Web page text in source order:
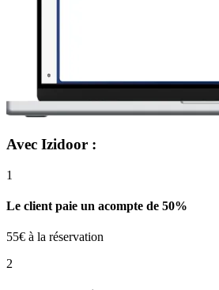
Avec Izidoor :
1
Le client paie un acompte de 50%
55€ à la réservation
2